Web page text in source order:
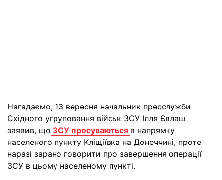
Нагадаємо, 13 вересня начальник пресслужби
Східного угруповання військ ЗСУ Ілля Євлаш
заявив, що ЗСУ просуваються в напрямку
населеного пункту Кліщіївка на Донеччині, проте
наразі зарано говорити про завершення операції
ЗСУ в цьому населеному пункті.